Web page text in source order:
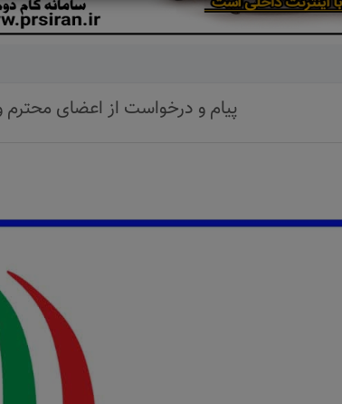
پیام و درخواست از اعضای